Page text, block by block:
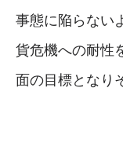
事態に陥らない
貨危機への耐性
面の目標となり